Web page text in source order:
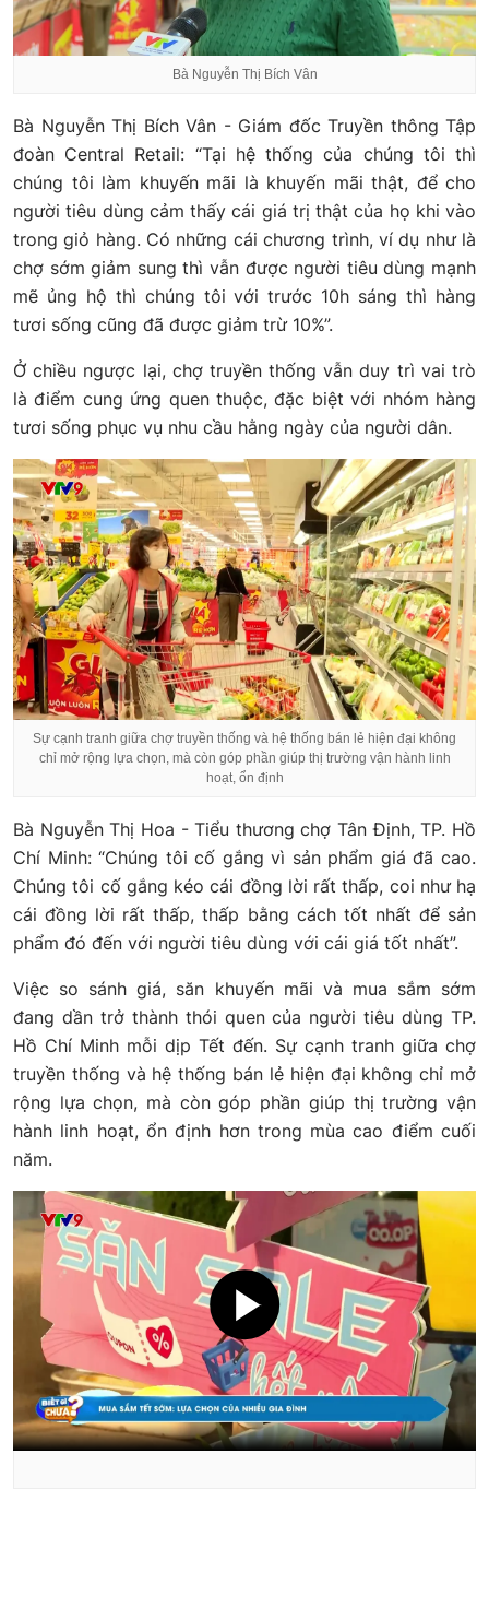
Bà Nguyễn Thị Bích Vân
Bà Nguyễn Thị Bích Vân - Giám đốc Truyền thông Tập
đoàn Central Retail: “Tại hệ thống của chúng tôi thì
chúng tôi làm khuyến mãi là khuyến mãi thật, để cho
người tiêu dùng cảm thấy cái giá trị thật của họ khi vào
trong giỏ hàng. Có những cái chương trình, ví dụ như là
chợ sớm giảm sung thì vẫn được người tiêu dùng mạnh
mẽ ủng hộ thì chúng tôi với trước 10h sáng thì hàng
tươi sống cũng đã được giảm trừ 10%”.
Ở chiều ngược lại, chợ truyền thống vẫn duy trì vai trò
là điểm cung ứng quen thuộc, đặc biệt với nhóm hàng
tươi sống phục vụ nhu cầu hằng ngày của người dân.
Sự cạnh tranh giữa chợ truyền thống và hệ thống bán lẻ hiện đại không
chỉ mở rộng lựa chọn, mà còn góp phần giúp thị trường vận hành linh
hoạt, ổn định
Bà Nguyễn Thị Hoa - Tiểu thương chợ Tân Định, TP. Hồ
Chí Minh: “Chúng tôi cố gắng vì sản phẩm giá đã cao.
Chúng tôi cố gắng kéo cái đồng lời rất thấp, coi như hạ
cái đồng lời rất thấp, thấp bằng cách tốt nhất để sản
phẩm đó đến với người tiêu dùng với cái giá tốt nhất”.
Việc so sánh giá, săn khuyến mãi và mua sắm sớm
đang dần trở thành thói quen của người tiêu dùng TP.
Hồ Chí Minh mỗi dịp Tết đến. Sự cạnh tranh giữa chợ
truyền thống và hệ thống bán lẻ hiện đại không chỉ mở
rộng lựa chọn, mà còn góp phần giúp thị trường vận
hành linh hoạt, ổn định hơn trong mùa cao điểm cuối
năm.